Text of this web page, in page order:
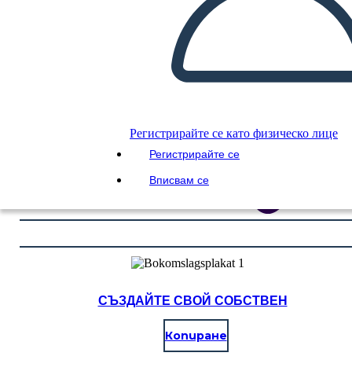
Регистрирайте се като физическо лице
Регистрирайте се
Вписвам се
СЪЗДАЙТЕ СВОЙ СОБСТВЕН
Копиране